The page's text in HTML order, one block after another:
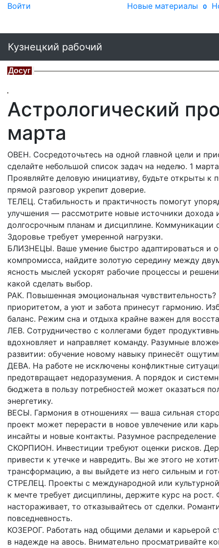
Войти Новые материалы 0
Кузнецкий рабочий
Досуг
Астрологический
марта
ОВЕН. Сосредоточьтесь на одной главной цели и
сделайте небольшой список задач на неделю. 1
Проявляйте деловую инициативу, будьте открыты к
прямой разговор укрепит доверие.
ТЕЛЕЦ. Стабильность и практичность помогут
улучшения — рассмотрите новые источники
долгосрочным планам и дисциплине. Коммуникации
Здоровье требует умеренной нагрузки.
БЛИЗНЕЦЫ. Ваше умение быстро адаптироваться и
компромисса, найдите золотую середину между
ясность мыслей ускорят рабочие процессы и
какой сделать выбор.
РАК. Повышенная эмоциональная
приоритетом, а уют и забота принесут гармонию.
баланс. Режим сна и отдыха крайне важен для
ЛЕВ. Сотрудничество с коллегами будет
вдохновляет и направляет команду. Разумные
развитии: обучение новому навыку принесёт
ДЕВА. На работе не исключены конфликтные
предотвращает недоразумения. А порядок и
бюджета в пользу потребностей может оказаться
энергетику.
ВЕСЫ. Гармония в отношениях — ваша сильная
проект может перерасти в новое увлечение или
инсайты и новые контакты. Разумное
СКОРПИОН. Инвестиции требуют оценки рисков.
привести к утечке и навредить. Вы же этого не
трансформацию, а вы выйдете из него сильным и
СТРЕЛЕЦ. Проекты с международной или
к мечте требует дисциплины, держите курс на
настораживает, то отказывайтесь от сделки.
повседневность.
КОЗЕРОГ. Работать над общими делами и карьерой
в надежде на авось. Внимательно просматривайте